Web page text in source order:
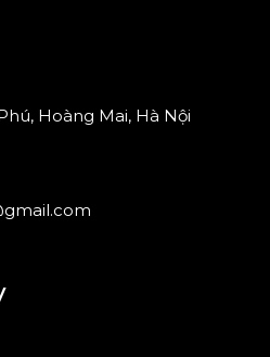
Hoàng Mai, Hà Nội